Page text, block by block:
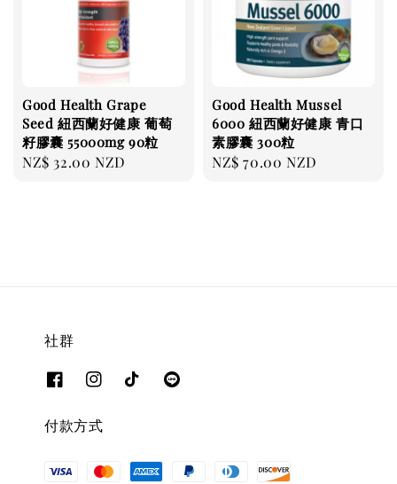
Good Health Grape
Seed 紐西蘭好健康 葡萄
籽膠囊 55000mg 90粒
Regular
NZ$ 32.00 NZD
Good Health Mussel
6000 紐西蘭好健康 青口
素膠囊 300粒
Regular
NZ$ 70.00 NZD
社群
付款方式